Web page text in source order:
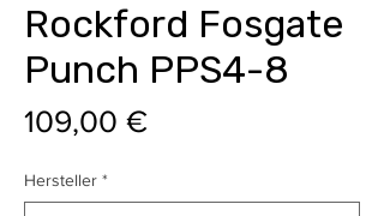
Rockford Fosgate
Punch PPS4-8
109,00 €Preis
Hersteller *